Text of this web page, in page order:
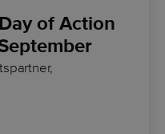
of Action